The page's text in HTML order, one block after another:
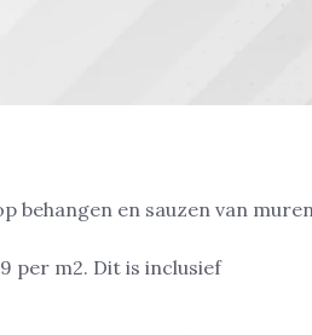
per m2. Dit is inclusief